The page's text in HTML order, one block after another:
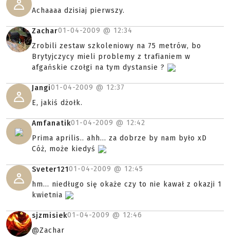
Achaaaa dzisiaj pierwszy.
Zachar01-04-2009 @ 12:34
Zrobili zestaw szkoleniowy na 75 metrów, bo
Brytyjczycy mieli problemy z trafianiem w
afgańskie czołgi na tym dystansie ?
Jangi01-04-2009 @ 12:37
E, jakiś dżołk.
Amfanatik01-04-2009 @ 12:42
Prima aprilis.. ahh... za dobrze by nam było xD
Cóż, może kiedyś
Sveter12101-04-2009 @ 12:45
hm... niedługo się okaże czy to nie kawał z okazji 1
kwietnia
sjzmisiek01-04-2009 @ 12:46
@Zachar